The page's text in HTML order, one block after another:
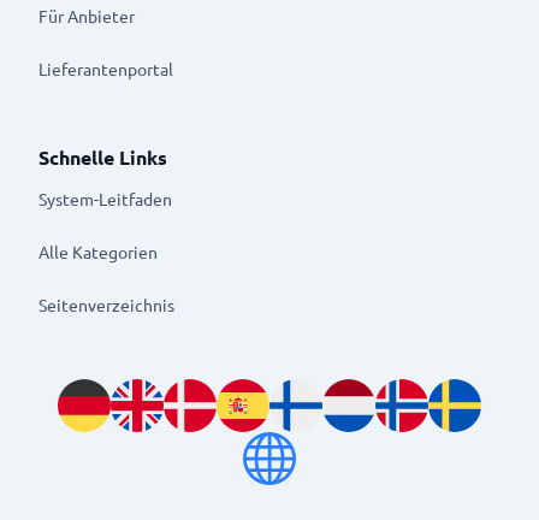
Für Anbieter
Lieferantenportal
Schnelle Links
System-Leitfaden
Alle Kategorien
Seitenverzeichnis